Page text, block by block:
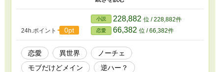
インキャラたちと『大人の』かかわりを持っていってしまう。
ストーリーがわかっているので、うまく立ち回れるはずが、押しの
強いメインキャラたちに流されて、メインストーリーに近づいてい
くはめに。 アンジェラは望み通りのモブ人生を送れるのか？
24h.ポイント 0pt
小説 228,882 位 / 228,882件
恋愛 66,382 位 / 66,382件
恋愛 異世界
ノーチェ
モブだけどメイン
逆ハー？